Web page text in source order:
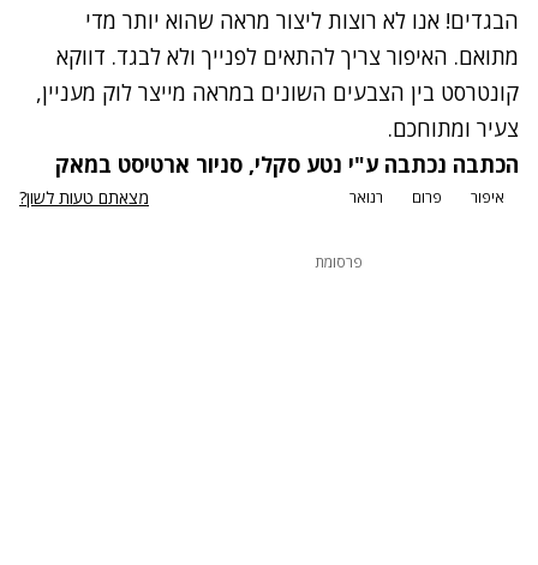
הבגדים! אנו לא רוצות ליצור מראה שהוא יותר מדי
מתואם. האיפור צריך להתאים לפנייך ולא לבגד. דווקא
קונטרסט בין הצבעים השונים במראה מייצר לוק מעניין,
צעיר ומתוחכם.
הכתבה נכתבה ע"י נטע סקלי, סניור ארטיסט במאק
איפור פרום רנואר מצאתם טעות לשון?
פרסומת